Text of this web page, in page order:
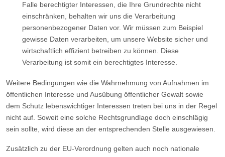
Falle berechtigter Interessen, die Ihre Grundrechte nicht
einschränken, behalten wir uns die Verarbeitung
personenbezogener Daten vor. Wir müssen zum Beispiel
gewisse Daten verarbeiten, um unsere Website sicher und
wirtschaftlich effizient betreiben zu können. Diese
Verarbeitung ist somit ein berechtigtes Interesse.
Weitere Bedingungen wie die Wahrnehmung von Aufnahmen im
öffentlichen Interesse und Ausübung öffentlicher Gewalt sowie
dem Schutz lebenswichtiger Interessen treten bei uns in der Regel
nicht auf. Soweit eine solche Rechtsgrundlage doch einschlägig
sein sollte, wird diese an der entsprechenden Stelle ausgewiesen.
Zusätzlich zu der EU-Verordnung gelten auch noch nationale